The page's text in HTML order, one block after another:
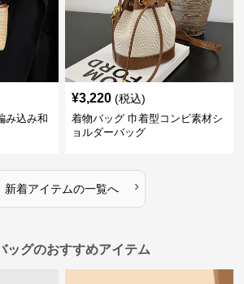
み込み和
¥3,220 (税込)
着物バッグ 巾着型コンビ素材シ
ョルダーバッグ
新着アイテムの一覧へ ›
ッグのおすすめアイテム